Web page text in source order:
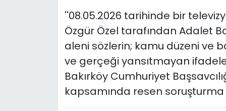
''08.05.2026 tarihinde bir
Özgür Özel tarafından Adalet
aleni sözlerin; kamu düzeni ve
ve gerçeği yansıtmayan
Bakırköy Cumhuriyet
kapsamında resen soruşturma